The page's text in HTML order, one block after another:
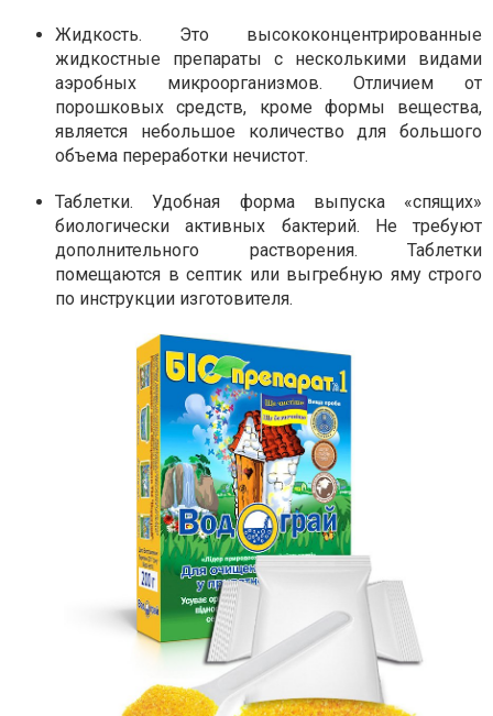
Жидкость. Это высококонцентрированные
жидкостные препараты с несколькими видами
аэробных микроорганизмов. Отличием от
порошковых средств, кроме формы вещества,
является небольшое количество для большого
объема переработки нечистот.
Таблетки. Удобная форма выпуска «спящих»
биологически активных бактерий. Не требуют
дополнительного растворения. Таблетки
помещаются в септик или выгребную яму строго
по инструкции изготовителя.